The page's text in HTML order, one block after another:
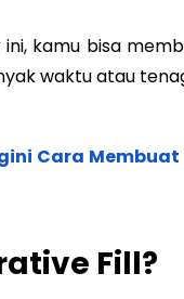
kamu bisa
waktu atau
Cara
Fill?